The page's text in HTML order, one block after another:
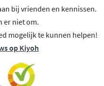
bij vrienden en kennissen.
er niet om.
mogelijk te kunnen helpen!
op Kiyoh